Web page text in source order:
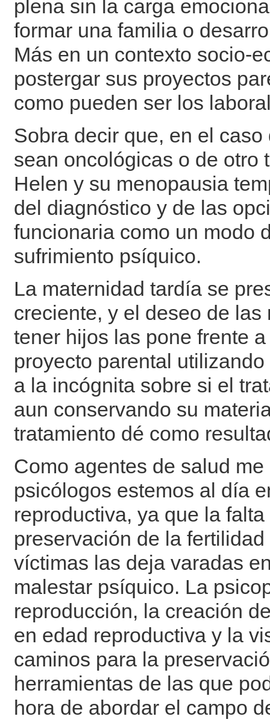
plena sin la carga
formar una familia o
Más en un contexto socio-
postergar sus proyectos
como pueden ser los
Sobra decir que, en el
sean oncológicas o de otro
Helen y su menopausia
del diagnóstico y de las
funcionaria como un modo
sufrimiento psíquico.
La maternidad tardía se
creciente, y el deseo de
tener hijos las pone frente
proyecto parental
a la incógnita sobre si el
aun conservando su
tratamiento dé como
Como agentes de salud
psicólogos estemos al día
reproductiva, ya que la
preservación de la
víctimas las deja varadas
malestar psíquico. La
reproducción, la creación
en edad reproductiva y la
caminos para la
herramientas de las que
hora de abordar el campo